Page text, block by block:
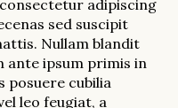
adipiscing
sed suscipit
Nullam blandit
ante ipsum primis in
posuere cubilia
leo feugiat, a